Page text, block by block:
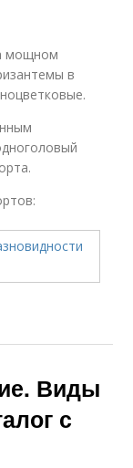
мощном
в
Виды
с